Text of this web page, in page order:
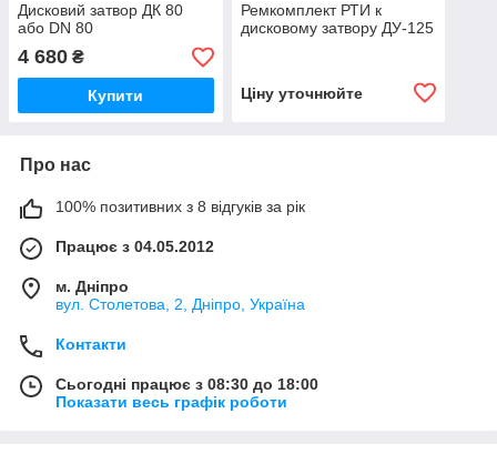
Дисковий затвор ДК 80
або DN 80
4 680 ₴
Купити
Ремкомплект РТИ к
дисковому затвору ДУ-125
Ціну уточнюйте
Про нас
100% позитивних з 8 відгуків за рік
Працює з 04.05.2012
м. Дніпро
вул. Столетова, 2, Дніпро, Україна
Контакти
Сьогодні працює з 08:30 до 18:00
Показати весь графік роботи